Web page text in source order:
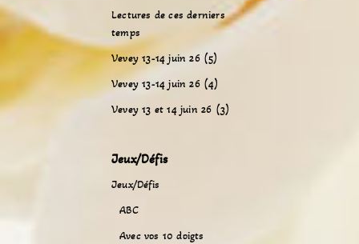
Lectures de ces derniers
temps
Vevey 13-14 juin 26 (5)
Vevey 13-14 juin 26 (4)
Vevey 13 et 14 juin 26 (3)
Jeux/Défis
Jeux/Défis
ABC
Avec vos 10 doigts